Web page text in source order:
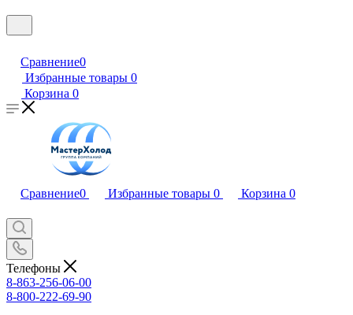
Сравнение0
Избранные товары 0
Корзина 0
Сравнение0 Избранные товары 0 Корзина 0
Телефоны
8-863-256-06-00
8-800-222-69-90